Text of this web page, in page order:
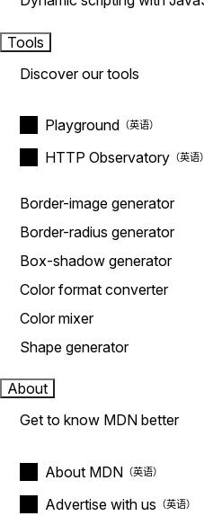
Tools
Discover our tools
Playground
HTTP Observatory
Border-image generator
Border-radius generator
Box-shadow generator
Color format converter
Color mixer
Shape generator
About
Get to know MDN better
About MDN
Advertise with us